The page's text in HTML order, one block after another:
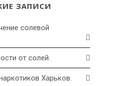
ЗАПИСИ
солевой
от солей.
Харьков.